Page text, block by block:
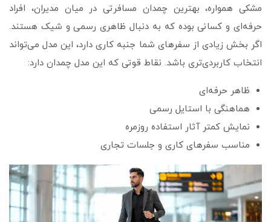
مشکی همواره، بهترین چمدان مسافرتی در میان مدیران، افراد
حرفه‌ای و کسانی بوده که به دنبال ظاهری رسمی و شیک هستند.
اگر بخش زیادی از سفرهای شما جنبه کاری دارد، این مدل می‌تواند
انتخاب کاربردی‌تری باشد. نقاط قوتی که این مدل چمدان دارد:
ظاهر حرفه‌ای
هماهنگی با استایل رسمی
نمایش کمتر آثار استفاده روزمره
مناسب سفرهای کاری و جلسات تجاری